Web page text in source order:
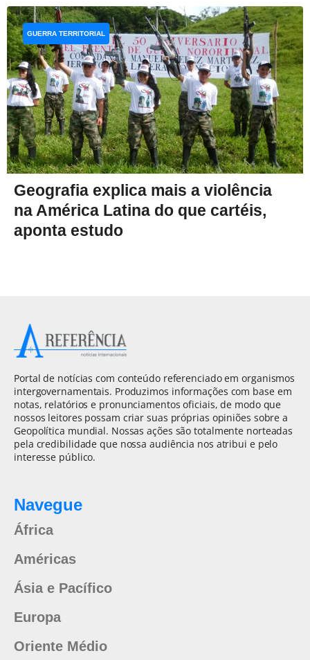
Geografia explica mais a violência
na América Latina do que cartéis,
aponta estudo
GUERRA TERRITORIAL
Portal de notícias com conteúdo referenciado em organismos
intergovernamentais. Produzimos informações com base em
notas, relatórios e pronunciamentos oficiais, de modo que
nossos leitores possam criar suas próprias opiniões sobre a
Geopolítica mundial. Nossas ações são totalmente norteadas
pela credibilidade que nossa audiência nos atribui e pelo
interesse público.
Navegue
África
Américas
Ásia e Pacífico
Europa
Oriente Médio